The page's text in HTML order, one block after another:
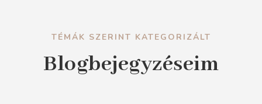
TÉMÁK SZERINT KATEGORIZÁLT
Blogbejegyzéseim